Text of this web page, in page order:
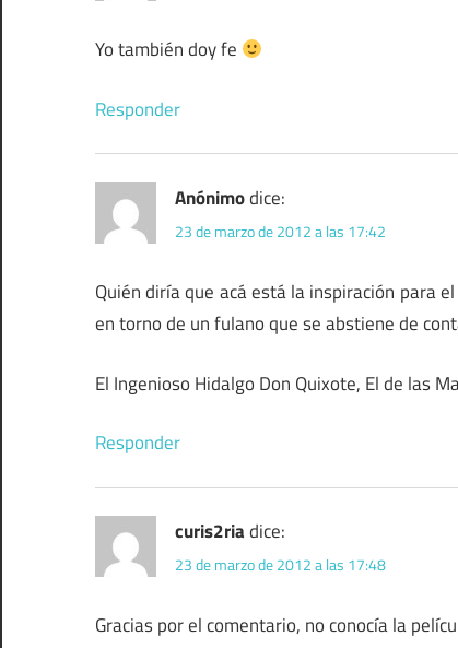
Yo también doy fe
Responder
Anónimodice:
23 de marzo de 2012 a las 17:42
Quién diría que acá está la inspiración para
en torno de un fulano que se abstiene de
El Ingenioso Hidalgo Don Quixote, El de las
Responder
curis2riadice:
23 de marzo de 2012 a las 17:48
Gracias por el comentario, no conocía la